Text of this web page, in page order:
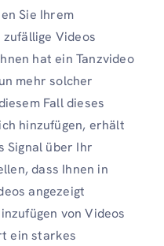
Sie Ihrem
Videos
hat ein Tanzvideo
mehr solcher
Fall dieses
hinzufügen, erhält
Signal über Ihr
dass Ihnen in
angezeigt
von Videos
ein starkes